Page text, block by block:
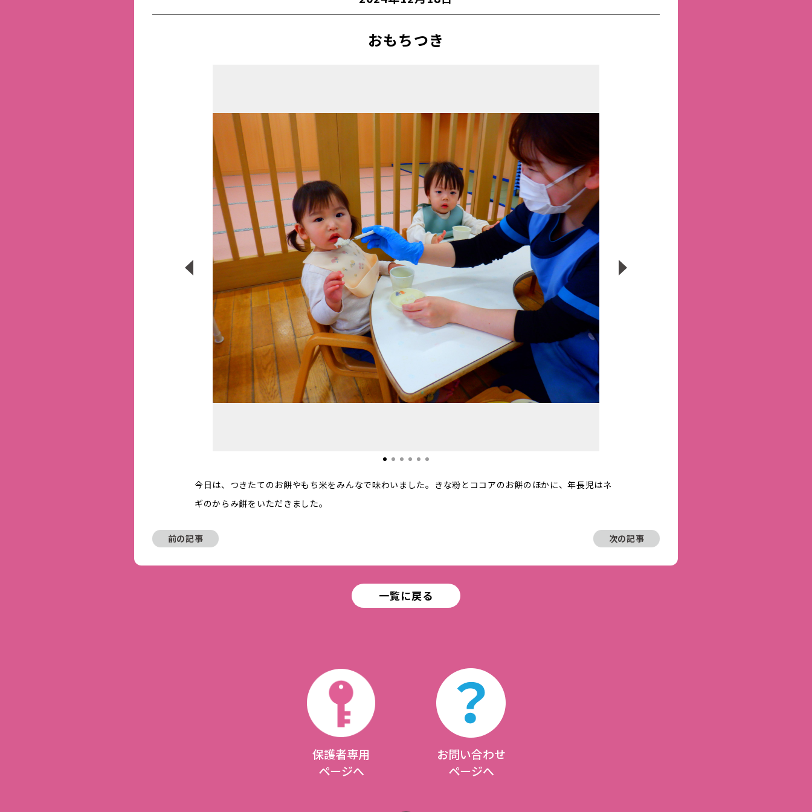
おもちつき
今日は、つきたてのお餅やもち米をみんなで味わいました。きな粉とココアのお餅のほかに、年長児はネ
ギのからみ餅をいただきました。
前の記事 次の記事
一覧に戻る
保護者専用
ページへ
お問い合わせ
ページへ